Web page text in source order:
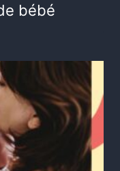
bébé